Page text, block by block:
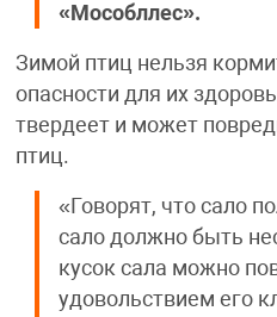
«Мособллес».
Зимой птиц нельзя
опасности для их
твердеет и может
птиц.
«Говорят, что сало
сало должно быть
кусок сала можно
удовольствием его